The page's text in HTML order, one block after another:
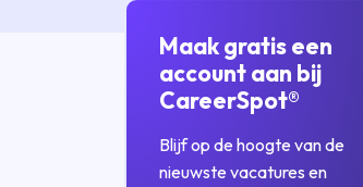
Maak gratis een
account aan bij
CareerSpot®
Blijf op de hoogte van de
nieuwste vacatures en